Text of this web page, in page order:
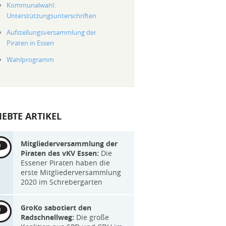
Kommunalwahl:
Unterstützungsunterschriften
Aufstellungsversammlung der
Piraten in Essen
Wahlprogramm
ARTIKEL
Mitgliederversammlung der
Piraten des vKV Essen: Die
Essener Piraten haben die
erste Mitgliederversammlung
2020 im Schrebergarten
GroKo sabotiert den
Radschnellweg: Die große